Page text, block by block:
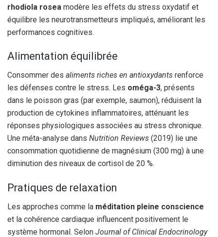
rhodiola rosea modère les effets du stress oxydatif et
équilibre les neurotransmetteurs impliqués, améliorant les
performances cognitives.
Alimentation équilibrée
Consommer des aliments riches en antioxydants renforce
les défenses contre le stress. Les oméga-3, présents
dans le poisson gras (par exemple, saumon), réduisent la
production de cytokines inflammatoires, atténuant les
réponses physiologiques associées au stress chronique.
Une méta-analyse dans Nutrition Reviews (2019) lie une
consommation quotidienne de magnésium (300 mg) à une
diminution des niveaux de cortisol de 20 %.
Pratiques de relaxation
Les approches comme la méditation pleine conscience
et la cohérence cardiaque influencent positivement le
système hormonal. Selon Journal of Clinical Endocrinology